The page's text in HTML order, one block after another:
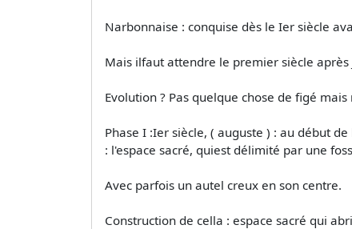
Narbonnaise : conquise dès le Ier siècle
Mais ilfaut attendre le premier siècle après
Evolution ? Pas quelque chose de figé
Phase I :Ier siècle, ( auguste ) : au début
: l'espace sacré, quiest délimité par une
Avec parfois un autel creux en son centre.
Construction de cella : espace sacré qui